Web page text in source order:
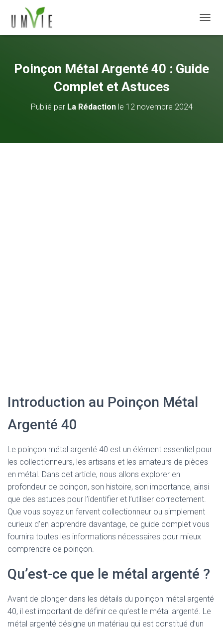
Poinçon Métal Argenté 40 : Guide
Complet et Astuces
Publié par La Rédactionle 12 novembre 2024
Introduction au Poinçon Métal
Argenté 40
Le poinçon métal argenté 40 est un élément essentiel pour
les collectionneurs, les artisans et les amateurs de pièces
en métal. Dans cet article, nous allons explorer en
profondeur ce poinçon, son histoire, son importance, ainsi
que des astuces pour l’identifier et l’utiliser correctement.
Que vous soyez un fervent collectionneur ou simplement
curieux d’en apprendre davantage, ce guide complet vous
fournira toutes les informations nécessaires pour mieux
comprendre ce poinçon.
Qu’est-ce que le métal argenté ?
Avant de plonger dans les détails du poinçon métal argenté
40, il est important de définir ce qu’est le métal argenté. Le
métal argenté désigne un matériau qui est constitué d’un